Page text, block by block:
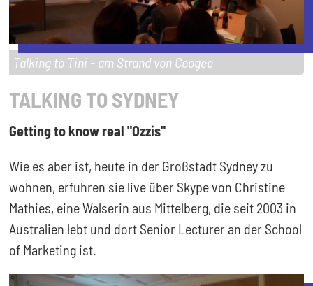
Talking to Tini - am Strand von Coogee
TALKING TO SYDNEY
Getting to know real "Ozzis"
Wie es aber ist, heute in der Großstadt Sydney zu
wohnen, erfuhren sie live über Skype von Christine
Mathies, eine Walserin aus Mittelberg, die seit 2003 in
Australien lebt und dort Senior Lecturer an der School
of Marketing ist.